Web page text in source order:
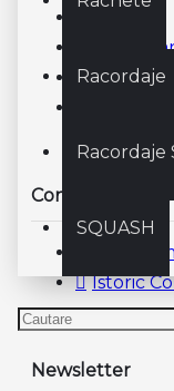
Racordaje
Racordaje
SQUASH
ANPC
Contul meu
Contul
Istoric
Newsletter